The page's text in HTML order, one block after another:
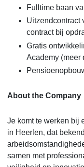
Fulltime baan
Uitzendcontract
contract bij
Gratis
Academy (meer
About the Company
Je komt te werken bij
in Heerlen, dat
samen met